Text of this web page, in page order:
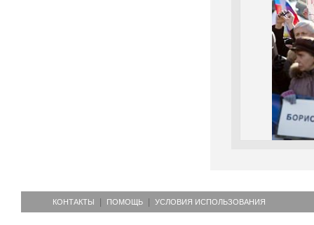
КОНТАКТЫ ПОМОЩЬ УСЛОВИЯ ИСПОЛЬЗОВАНИЯ